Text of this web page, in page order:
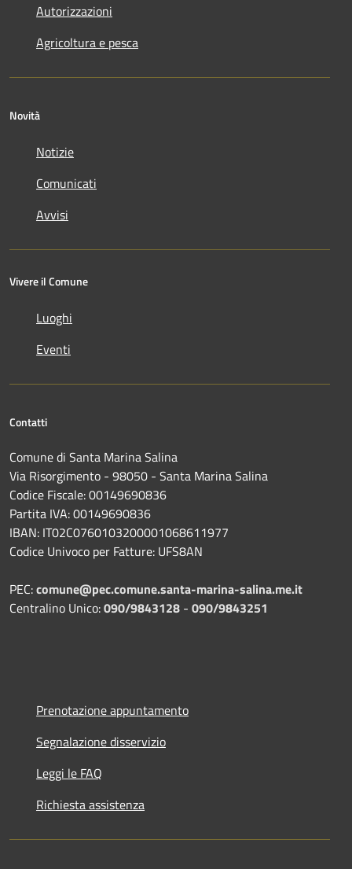
Autorizzazioni
Agricoltura e pesca
Novità
Notizie
Comunicati
Avvisi
Vivere il Comune
Luoghi
Eventi
Contatti
Comune di Santa Marina Salina
Via Risorgimento - 98050 - Santa Marina Salina
Codice Fiscale: 00149690836
Partita IVA: 00149690836
IBAN: IT02C0760103200001068611977
Codice Univoco per Fatture: UFS8AN
PEC:comune@pec.comune.santa-marina-salina.me.it
Centralino Unico:090/9843128 - 090/9843251
Prenotazione appuntamento
Segnalazione disservizio
Leggi le FAQ
Richiesta assistenza